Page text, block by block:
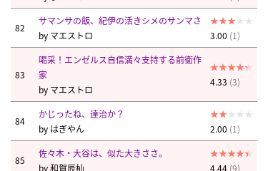
82
サマンサの飯、紀伊の活きシメのサンマさ
by マエストロ 3.00 (1)
83
喝采！エンゼルス自信満々支持する前衛作
家
by マエストロ
4.33 (3)
84
かじったね、達治か？
by はぎやん 2.00 (1)
85
佐々木・大谷は、似た大きささ。
by和賀辰杣 4.44 (9)